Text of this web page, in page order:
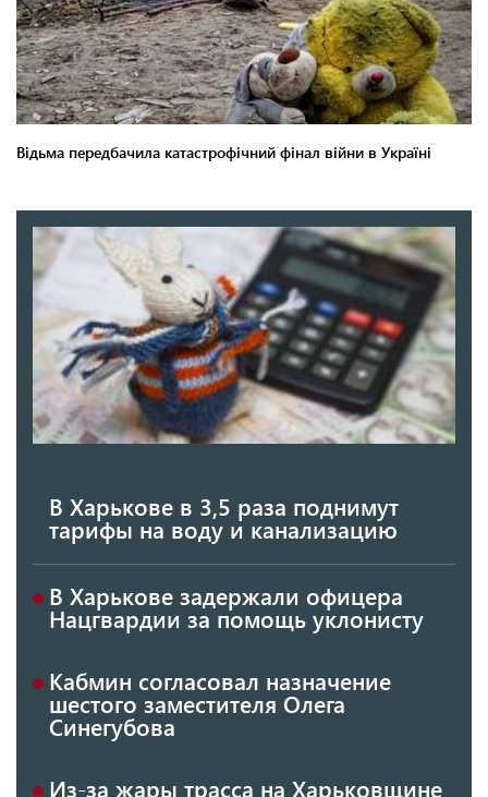
В Харькове в 3,5 раза поднимут
тарифы на воду и канализацию
В Харькове задержали офицера
Нацгвардии за помощь уклонисту
Кабмин согласовал назначение
шестого заместителя Олега
Синегубова
Из-за жары трасса на Харьковщине